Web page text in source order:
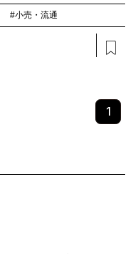
#小売・流通
1